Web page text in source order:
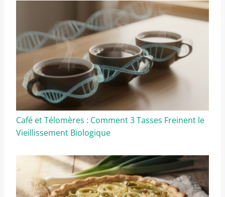
Café et Télomères : Comment 3 Tasses Freinent le
Vieillissement Biologique